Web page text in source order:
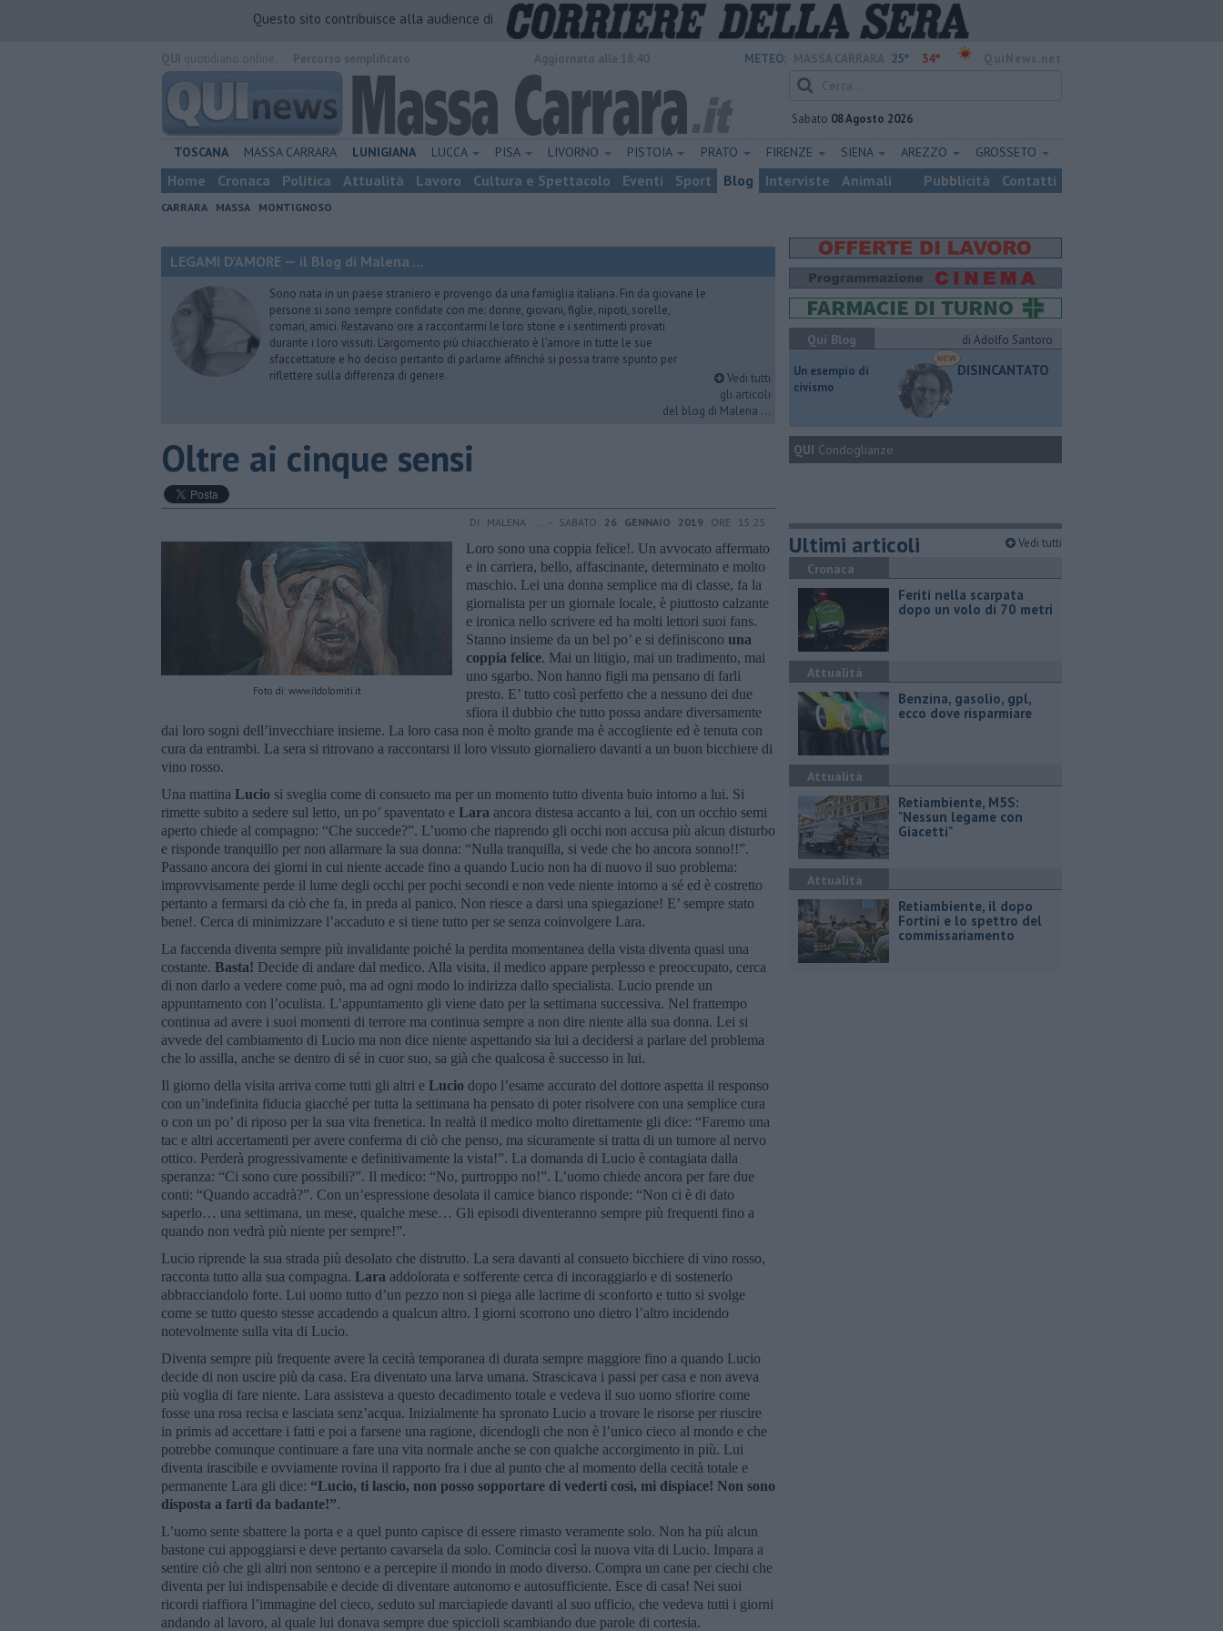
Questo sito contribuisce alla audience di
METEO: 25° 34°
Sabato 08 Agosto 2026
TOSCANA MASSA CARRARA LUNIGIANA LUCCA PISA LIVORNO PISTOIA PRATO FIRENZE SIENA AREZZO GROSSETO
Home Cronaca Politica Attualità Lavoro Cultura e Spettacolo Eventi Sport Blog Interviste Animali Pubblicità Contatti
CARRARA MASSA MONTIGNOSO
LEGAMI D'AMORE — il Blog di Malena ...
Sono nata in un paese straniero e provengo da una famiglia italiana. Fin da giovane le
persone si sono sempre confidate con me: donne, giovani, figlie, nipoti, sorelle,
comari, amici. Restavano ore a raccontarmi le loro storie e i sentimenti provati
durante i loro vissuti. L'argomento più chiacchierato è l'amore in tutte le sue
sfaccettature e ho deciso pertanto di parlarne affinché si possa trarre spunto per
riflettere sulla differenza di genere.
Vedi tutti
gli articoli
del blog di Malena ...
Oltre ai cinque sensi
DI MALENA ... - SABATO 26 GENNAIO 2019 ORE 15:25
Foto di: www.ildolomiti.it
Loro sono una coppia felice!. Un avvocato affermato
e in carriera, bello, affascinante, determinato e molto
maschio. Lei una donna semplice ma di classe, fa la
giornalista per un giornale locale, è piuttosto calzante
e ironica nello scrivere ed ha molti lettori suoi fans.
Stanno insieme da un bel po’ e si definiscono una
coppia felice. Mai un litigio, mai un tradimento, mai
uno sgarbo. Non hanno figli ma pensano di farli
presto. E’ tutto così perfetto che a nessuno dei due
sfiora il dubbio che tutto possa andare diversamente
dai loro sogni dell’invecchiare insieme. La loro casa non è molto grande ma è accogliente ed è tenuta con
cura da entrambi. La sera si ritrovano a raccontarsi il loro vissuto giornaliero davanti a un buon bicchiere di
vino rosso.
Una mattina Lucio si sveglia come di consueto ma per un momento tutto diventa buio intorno a lui. Si
rimette subito a sedere sul letto, un po’ spaventato e Lara ancora distesa accanto a lui, con un occhio semi
aperto chiede al compagno: “Che succede?”. L’uomo che riaprendo gli occhi non accusa più alcun disturbo
e risponde tranquillo per non allarmare la sua donna: “Nulla tranquilla, si vede che ho ancora sonno!!”.
Passano ancora dei giorni in cui niente accade fino a quando Lucio non ha di nuovo il suo problema:
improvvisamente perde il lume degli occhi per pochi secondi e non vede niente intorno a sé ed è costretto
pertanto a fermarsi da ciò che fa, in preda al panico. Non riesce a darsi una spiegazione! E’ sempre stato
bene!. Cerca di minimizzare l’accaduto e si tiene tutto per se senza coinvolgere Lara.
La faccenda diventa sempre più invalidante poiché la perdita momentanea della vista diventa quasi una
costante. Basta! Decide di andare dal medico. Alla visita, il medico appare perplesso e preoccupato, cerca
di non darlo a vedere come può, ma ad ogni modo lo indirizza dallo specialista. Lucio prende un
appuntamento con l’oculista. L’appuntamento gli viene dato per la settimana successiva. Nel frattempo
continua ad avere i suoi momenti di terrore ma continua sempre a non dire niente alla sua donna. Lei si
avvede del cambiamento di Lucio ma non dice niente aspettando sia lui a decidersi a parlare del problema
che lo assilla, anche se dentro di sé in cuor suo, sa già che qualcosa è successo in lui.
Il giorno della visita arriva come tutti gli altri e Lucio dopo l’esame accurato del dottore aspetta il responso
con un’indefinita fiducia giacché per tutta la settimana ha pensato di poter risolvere con una semplice cura
o con un po’ di riposo per la sua vita frenetica. In realtà il medico molto direttamente gli dice: “Faremo una
tac e altri accertamenti per avere conferma di ciò che penso, ma sicuramente si tratta di un tumore al nervo
ottico. Perderà progressivamente e definitivamente la vista!”. La domanda di Lucio è contagiata dalla
speranza: “Ci sono cure possibili?”. Il medico: “No, purtroppo no!”. L’uomo chiede ancora per fare due
conti: “Quando accadrà?”. Con un’espressione desolata il camice bianco risponde: “Non ci è di dato
saperlo… una settimana, un mese, qualche mese… Gli episodi diventeranno sempre più frequenti fino a
quando non vedrà più niente per sempre!”.
Lucio riprende la sua strada più desolato che distrutto. La sera davanti al consueto bicchiere di vino rosso,
racconta tutto alla sua compagna. Lara addolorata e sofferente cerca di incoraggiarlo e di sostenerlo
abbracciandolo forte. Lui uomo tutto d’un pezzo non si piega alle lacrime di sconforto e tutto si svolge
come se tutto questo stesse accadendo a qualcun altro. I giorni scorrono uno dietro l’altro incidendo
notevolmente sulla vita di Lucio.
Diventa sempre più frequente avere la cecità temporanea di durata sempre maggiore fino a quando Lucio
decide di non uscire più da casa. Era diventato una larva umana. Strascicava i passi per casa e non aveva
più voglia di fare niente. Lara assisteva a questo decadimento totale e vedeva il suo uomo sfiorire come
fosse una rosa recisa e lasciata senz’acqua. Inizialmente ha spronato Lucio a trovare le risorse per riuscire
in primis ad accettare i fatti e poi a farsene una ragione, dicendogli che non è l’unico cieco al mondo e che
potrebbe comunque continuare a fare una vita normale anche se con qualche accorgimento in più. Lui
diventa irascibile e ovviamente rovina il rapporto fra i due al punto che al momento della cecità totale e
permanente Lara gli dice: “Lucio, ti lascio, non posso sopportare di vederti così, mi dispiace! Non sono
disposta a farti da badante!”.
L’uomo sente sbattere la porta e a quel punto capisce di essere rimasto veramente solo. Non ha più alcun
bastone cui appoggiarsi e deve pertanto cavarsela da solo. Comincia così la nuova vita di Lucio. Impara a
sentire ciò che gli altri non sentono e a percepire il mondo in modo diverso. Compra un cane per ciechi che
diventa per lui indispensabile e decide di diventare autonomo e autosufficiente. Esce di casa! Nei suoi
ricordi riaffiora l’immagine del cieco, seduto sul marciapiede davanti al suo ufficio, che vedeva tutti i giorni
andando al lavoro, al quale lui donava sempre due spiccioli scambiando due parole di cortesia.
Qui Blog
di Adolfo Santoro
​Un esempio di
civismo
DISINCANTATO
QUI Condoglianze
Ultimi articoli Vedi tutti
Cronaca
Feriti nella scarpata
dopo un volo di 70 metri
Attualità
​Benzina, gasolio, gpl,
ecco dove risparmiare
Attualità
Retiambiente, M5S:
"Nessun legame con
Giacetti"
Attualità
Retiambiente, il dopo
Fortini e lo spettro del
commissariamento